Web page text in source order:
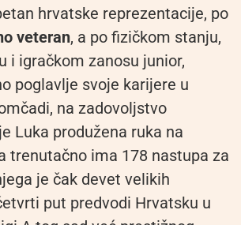
hrvatske reprezentacije, po
veteran, a po fizičkom stanju,
i igračkom zanosu junior,
poglavlje svoje karijere u
na zadovoljstvo
Luka produžena ruka na
trenutačno ima 178 nastupa za
je čak devet velikih
put predvodi Hrvatsku u